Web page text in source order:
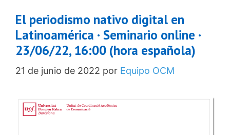
El periodismo nativo digital en
Latinoamérica · Seminario online ·
23/06/22, 16:00 (hora española)
21 de junio de 2022 por Equipo OCM